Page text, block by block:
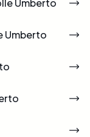
Umberto